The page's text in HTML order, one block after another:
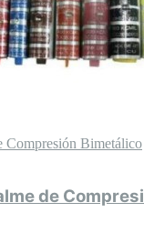
Compresión Bimetálico
de